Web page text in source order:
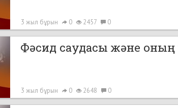
3 жыл бұрын 0 2457 0
Фәсид саудасы және оның
3 жыл бұрын 0 2648 0